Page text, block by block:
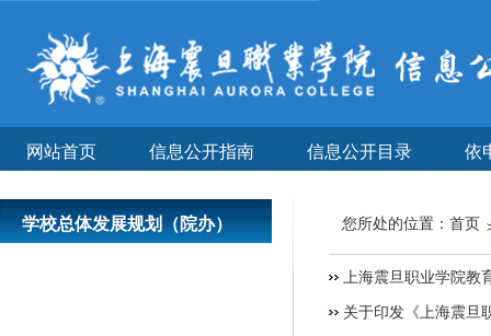
网站首页 信息公开指南 信息公开目录 依
学校总体发展规划（院办） 您所处的位置： 首页
上海震旦职业学院教
关于印发《上海震旦